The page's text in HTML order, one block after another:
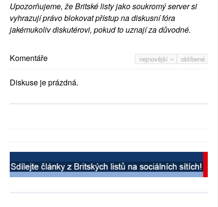
Upozorňujeme, že Britské listy jako soukromý server si
vyhrazují právo blokovat přístup na diskusní fóra
jakémukoliv diskutérovi, pokud to uznají za důvodné.
nejnovější oblíbené
Komentáře
Diskuse je prázdná.